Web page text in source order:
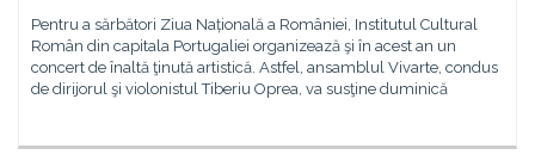
Pentru a sărbători Ziua Națională a României, Institutul Cultural
Român din capitala Portugaliei organizează şi în acest an un
concert de înaltă ţinută artistică. Astfel, ansamblul Vivarte, condus
de dirijorul şi violonistul Tiberiu Oprea, va susţine duminică